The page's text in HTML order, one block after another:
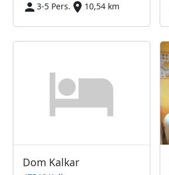
3-5 Pers.
10,54 km
Dom Kalkar